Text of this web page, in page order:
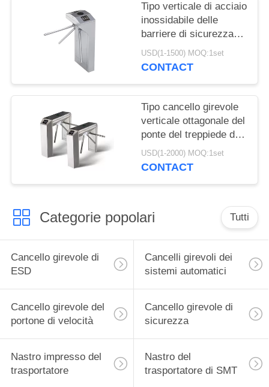
Tipo verticale di acciaio
inossidabile delle
barriere di sicurezza
del cancello girevole
del rotolo dell'angolo
USD(1-1500) MOQ:1set
CONTACT
Tipo cancello girevole
verticale ottagonale del
ponte del treppiede di
tre rotoli del cancello
girevole di ESD
USD(1-2000) MOQ:1set
CONTACT
Categorie popolari Tutti
Cancello girevole di
ESD
Cancelli girevoli dei
sistemi automatici
Cancello girevole del
portone di velocità
Cancello girevole di
sicurezza
Nastro impresso del
trasportatore
Nastro del
trasportatore di SMT